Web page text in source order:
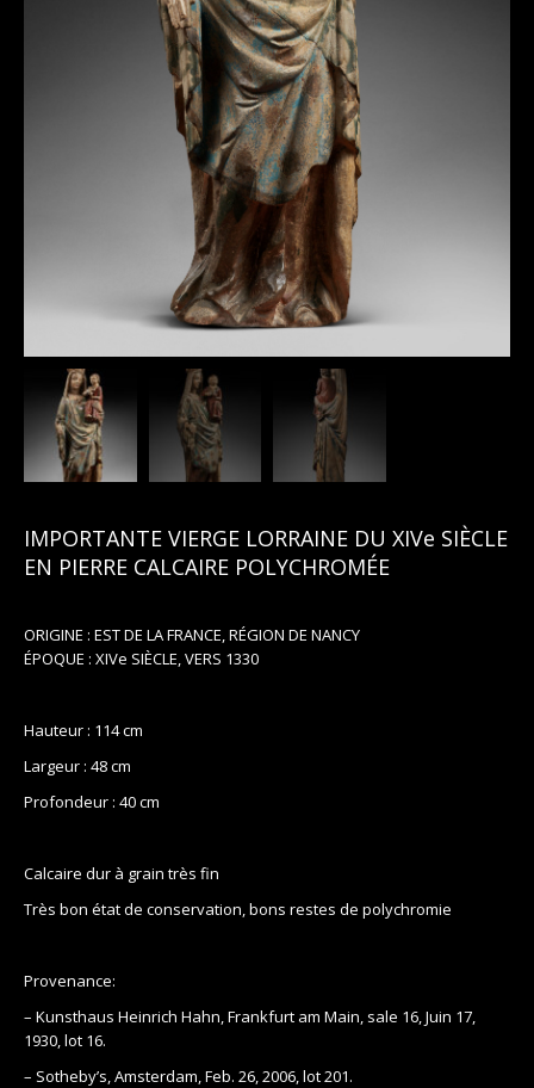
IMPORTANTE VIERGE LORRAINE DU XIVe SIÈCLE
EN PIERRE CALCAIRE POLYCHROMÉE
ORIGINE : EST DE LA FRANCE, RÉGION DE NANCY
ÉPOQUE : XIVe SIÈCLE, VERS 1330
Hauteur : 114 cm
Largeur : 48 cm
Profondeur : 40 cm
Calcaire dur à grain très fin
Très bon état de conservation, bons restes de polychromie
Provenance:
– Kunsthaus Heinrich Hahn, Frankfurt am Main, sale 16, Juin 17,
1930, lot 16.
– Sotheby’s, Amsterdam, Feb. 26, 2006, lot 201.